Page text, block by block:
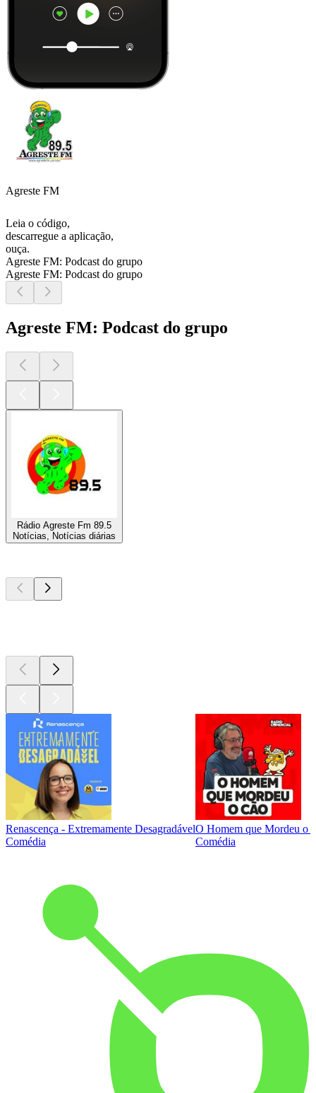
Agreste FM
Leia o código,
descarregue a aplicação,
ouça.
Agreste FM: Podcast do grupo
Agreste FM: Podcast do grupo
Agreste FM: Podcast do grupo
Rádio Agreste Fm 89.5
Notícias, Notícias diárias
Renascença - Extremamente Desagradável
Comédia
O Homem que Mordeu o
Comédia